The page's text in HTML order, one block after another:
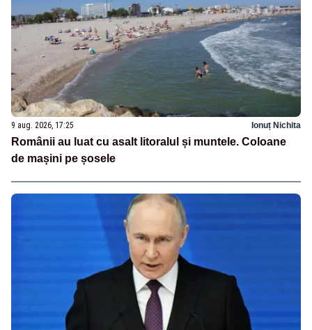
9 aug. 2026, 17:25 Ionuț Nichita
Românii au luat cu asalt litoralul și muntele. Coloane
de mașini pe șosele